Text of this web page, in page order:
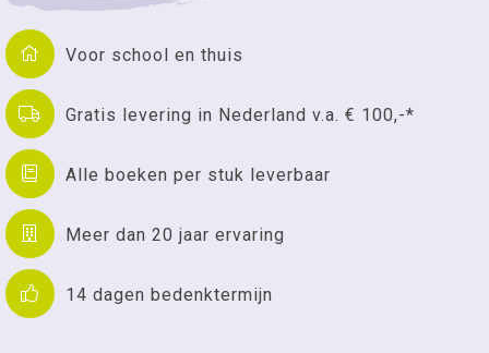
Voor school en thuis
Gratis levering in Nederland v.a. € 100,-*
Alle boeken per stuk leverbaar
Meer dan 20 jaar ervaring
14 dagen bedenktermijn